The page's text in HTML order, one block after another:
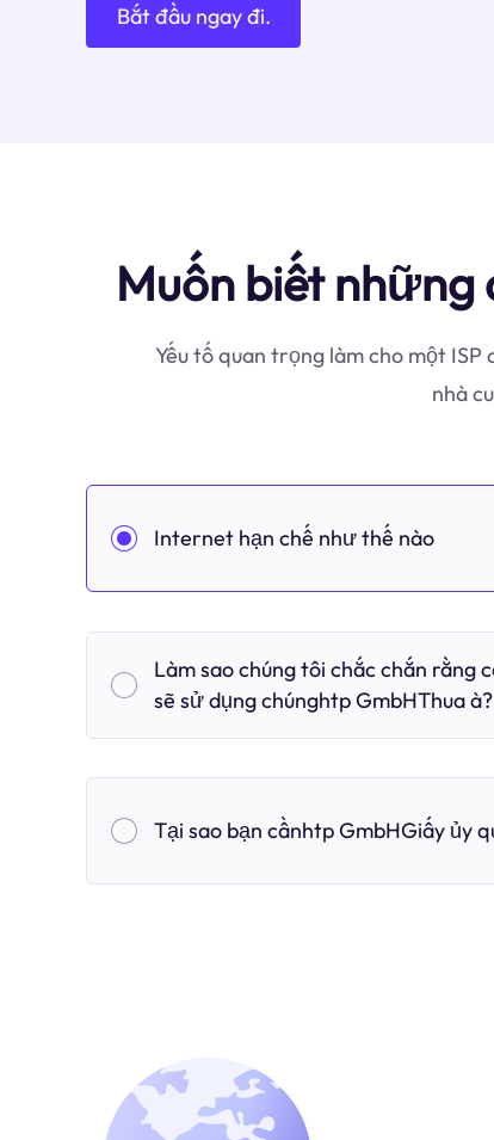
Bắt đầu ngay đi.
Muốn biết
Yếu tố quan trọng làm cho một
nhà
Internet hạn chế như thế nào
Làm sao chúng tôi chắc chắn rằng
sẽ sử dụng chúnghtp GmbHThua à?
Tại sao bạn cầnhtp GmbHGiấy ủy